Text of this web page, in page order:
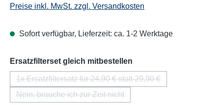
Preise inkl. MwSt. zzgl. Versandkosten
Sofort verfügbar, Lieferzeit: ca. 1-2 Werktage
Ersatzfilterset gleich mitbestellen
1x Ersatzfiltersatz für 24,90 € statt 29,90 €
(Diese Option ist zurzeit nicht verfügbar.)
Nein, brauche ich zur Zeit nicht
(Diese Option ist zurzeit nicht verfügbar.)